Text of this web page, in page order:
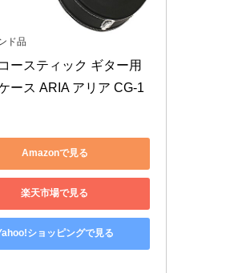
ド品
ースティック ギター用
ース ARIA アリア CG-1
Amazonで見る
楽天市場で見る
ショッピングで見る